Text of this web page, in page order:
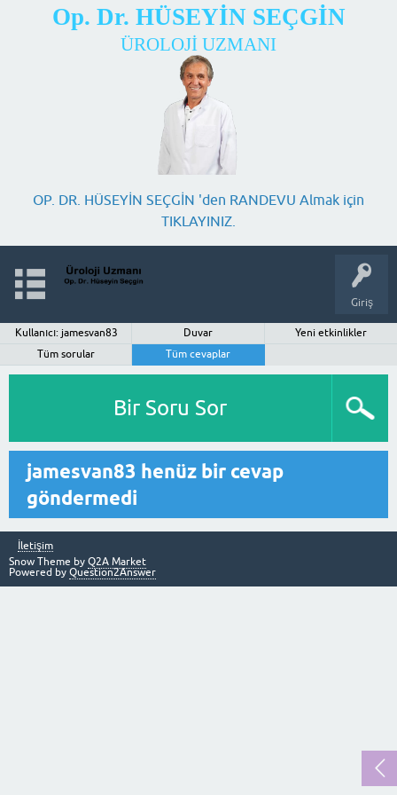
Op. Dr. HÜSEYİN SEÇGİN
ÜROLOJİ UZMANI
OP. DR. HÜSEYİN SEÇGİN 'den RANDEVU Almak için
TIKLAYINIZ.
Giriş
Kullanıcı: jamesvan83 Duvar
Yeni etkinlikler
Tüm sorular
Tüm cevaplar
Bir Soru Sor
jamesvan83 henüz bir cevap
göndermedi
İletişim
Snow Theme by Q2A Market
Powered by Question2Answer